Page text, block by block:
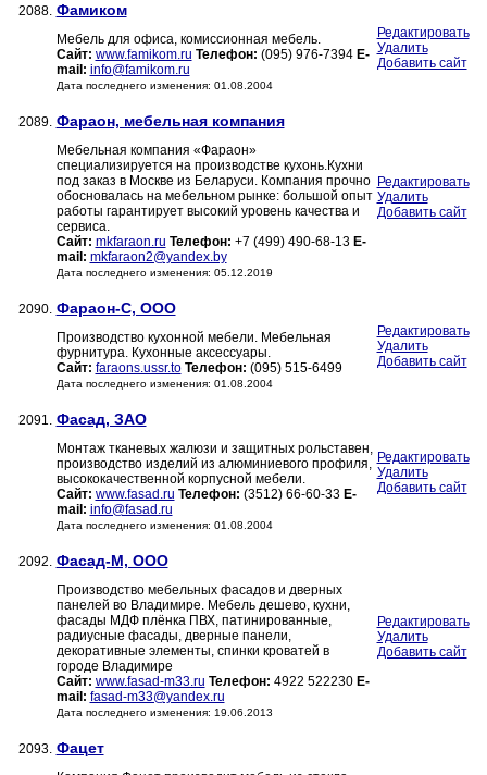
2088. Фамиком
Мебель для офиса, комиссионная мебель.
Сайт: www.famikom.ru Телефон: (095) 976-7394 E-
mail: info@famikom.ru
Дата последнего изменения: 01.08.2004
Редактировать
Удалить
Добавить сайт
2089. Фараон, мебельная компания
Мебельная компания «Фараон»
специализируется на производстве кухонь.Кухни
под заказ в Москве из Беларуси. Компания прочно
обосновалась на мебельном рынке: большой опыт
работы гарантирует высокий уровень качества и
сервиса.
Сайт: mkfaraon.ru Телефон: +7 (499) 490-68-13 E-
mail: mkfaraon2@yandex.by
Дата последнего изменения: 05.12.2019
Редактировать
Удалить
Добавить сайт
2090. Фараон-С, ООО
Производство кухонной мебели. Мебельная
фурнитура. Кухонные аксессуары.
Сайт: faraons.ussr.to Телефон: (095) 515-6499
Дата последнего изменения: 01.08.2004
Редактировать
Удалить
Добавить сайт
2091. Фасад, ЗАО
Монтаж тканевых жалюзи и защитных рольставен,
производство изделий из алюминиевого профиля,
высококачественной корпусной мебели.
Сайт: www.fasad.ru Телефон: (3512) 66-60-33 E-
mail: info@fasad.ru
Дата последнего изменения: 01.08.2004
Редактировать
Удалить
Добавить сайт
2092. Фасад-М, ООО
Производство мебельных фасадов и дверных
панелей во Владимире. Мебель дешево, кухни,
фасады МДФ плёнка ПВХ, патинированные,
радиусные фасады, дверные панели,
декоративные элементы, спинки кроватей в
городе Владимире
Сайт: www.fasad-m33.ru Телефон: 4922 522230 E-
mail: fasad-m33@yandex.ru
Дата последнего изменения: 19.06.2013
Редактировать
Удалить
Добавить сайт
2093. Фацет